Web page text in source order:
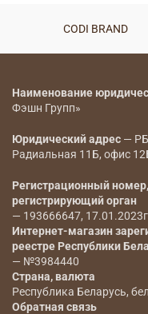
CODI BRAND
Наименование
Фэшн Групп»
Юридический адрес —
Радиальная 11Б, офис
Регистрационный
регистрирующий орган
— 193666647,
Интернет-магазин
реестре Республики
— №3984440
Страна, валюта
Республика Беларусь,
Обратная связь